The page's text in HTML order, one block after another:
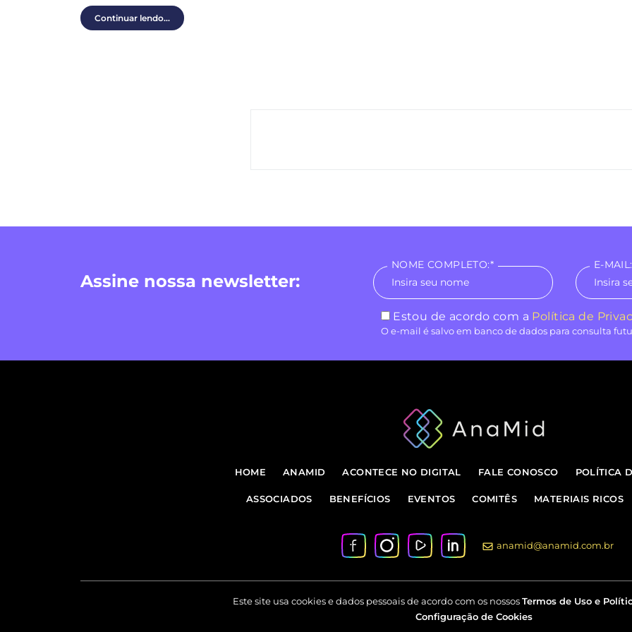
Continuar lendo...
Assine nossa newsletter:
NOME COMPLETO:* E-
Estou de acordo com a Política de
O e-mail é salvo em banco de dados para consulta
HOME ANAMID ACONTECE NO DIGITAL FALE CONOSCO POLÍTICA
ASSOCIADOS BENEFÍCIOS EVENTOS COMITÊS MATERIAIS RICOS
anamid@anamid.com.br
Este site usa cookies e dados pessoais de acordo com os nossosTermos de Uso e
Configuração de Cookies